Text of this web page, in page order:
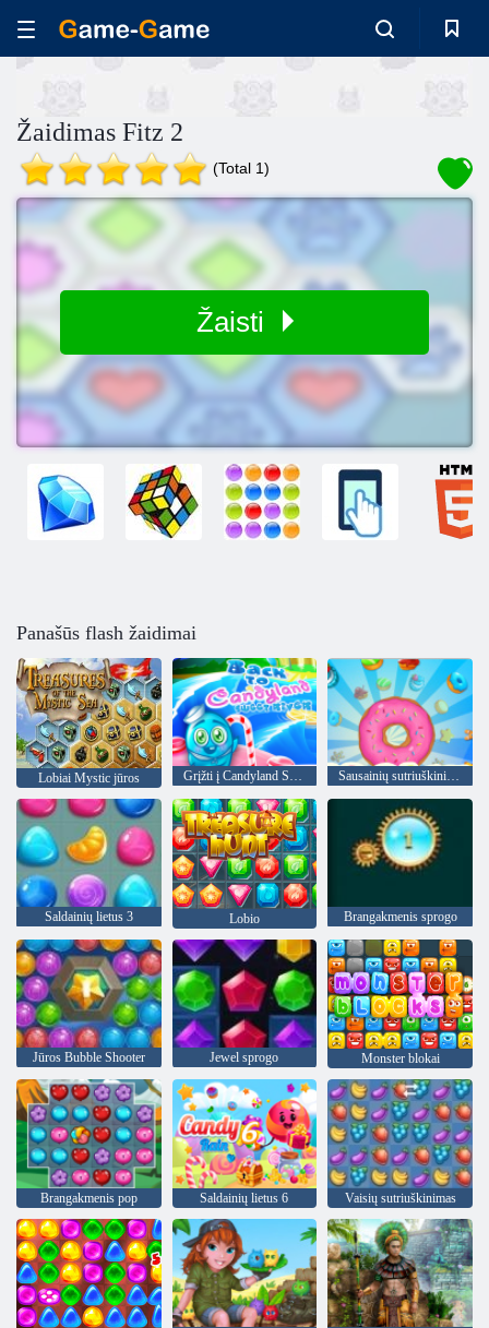
Žaidimas Fitz 2
(Total 1)
Žaisti
Panašūs flash žaidimai
Lobiai Mystic jūros Grįžti į Candyland Sweet upę Sausainių sutriuškinimas
Saldainių lietus 3 Lobio Brangakmenis sprogo
Jūros Bubble Shooter Jewel sprogo Monster blokai
Brangakmenis pop Saldainių lietus 6 Vaisių sutriuškinimas